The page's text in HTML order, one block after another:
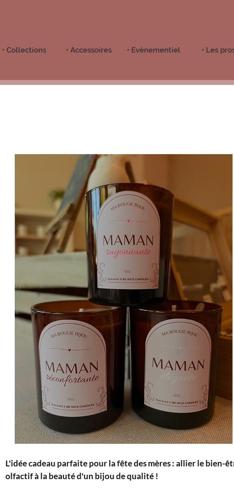
• Collections • Accessoires • Evènementiel • Les
L'idée cadeau parfaite pour la fête des mères : allier le bien-
olfactif à la beauté d'un bijou de qualité !